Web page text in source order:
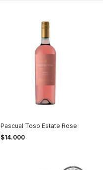
Pascual Toso Estate Rose
$14.000